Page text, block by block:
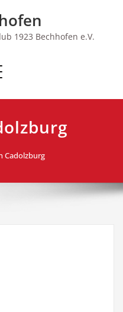
1923 Bechhofen e.V.
Cadolzburg